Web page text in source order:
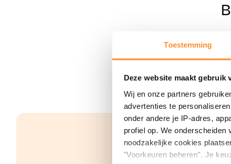
Toestemming
Deze website maakt gebruik
Wij en onze partners
advertenties te
onder andere je IP-adres,
profiel op. We
noodzakelijke cookies
"Voorkeuren beheren". Je